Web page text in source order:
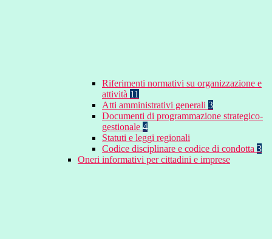
Riferimenti normativi su organizzazione e
attività 11
Atti amministrativi generali 3
Documenti di programmazione strategico-
gestionale 4
Statuti e leggi regionali
Codice disciplinare e codice di condotta 3
Oneri informativi per cittadini e imprese